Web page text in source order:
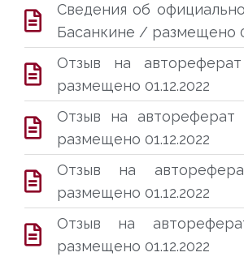
Сведения об
Басанкине / размещено
Отзыв на
размещено 01.12.2022
Отзыв на автореферат
размещено 01.12.2022
Отзыв на
размещено 01.12.2022
Отзыв на
размещено 01.12.2022